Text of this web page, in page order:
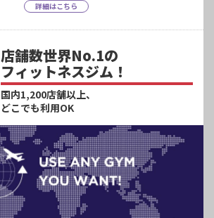
詳細はこちら
店舗数世界No.1の
フィットネスジム！
国内1,200店舗以上、
どこでも利用OK